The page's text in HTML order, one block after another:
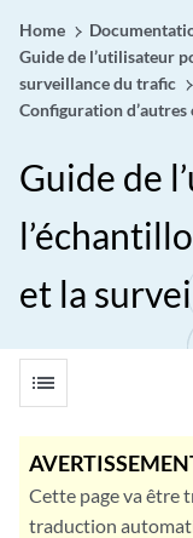
Home
Guide de l’utilisateur
surveillance du trafic
Configuration
Guide de
et la
list
Cette page va être
traduction